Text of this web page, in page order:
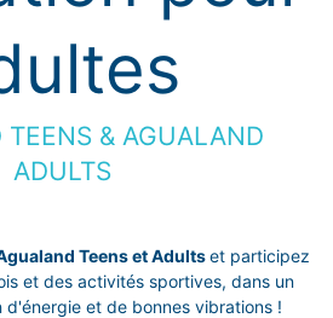
& AGUALAND
ADULTS
Teens et Adultset participez
et des activités sportives, dans un
d'énergie et de bonnes vibrations !